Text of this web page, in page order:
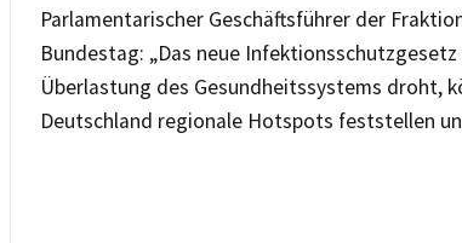
Parlamentarischer Geschäftsführer der
Bundestag: „Das neue
Überlastung des Gesundheitssystems droht,
Deutschland regionale Hotspots feststellen